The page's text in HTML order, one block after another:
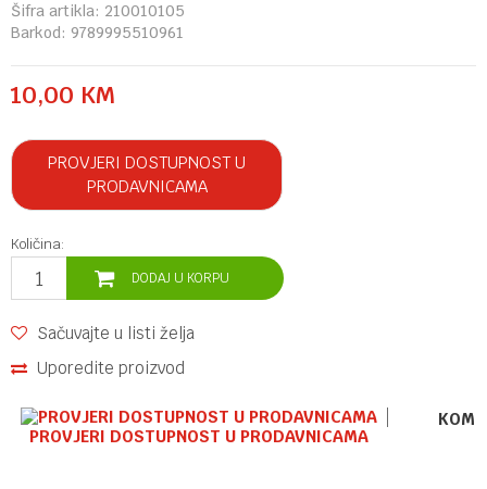
Šifra artikla: 210010105
Barkod: 9789995510961
10,00 KM
PROVJERI DOSTUPNOST U
PRODAVNICAMA
Količina:
DODAJ U KORPU
Sačuvajte u listi želja
Uporedite proizvod
PROVJERI DOSTUPNOST U PRODAVNICAMA